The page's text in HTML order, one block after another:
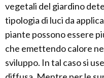
vegetali del giardino
tipologia di luci da
piante possono essere
che emettendo calore
sviluppo. In tal caso si